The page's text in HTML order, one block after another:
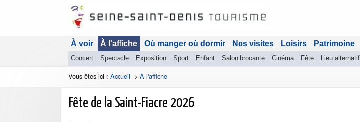
À voir À l'affiche
Concert Spectacle Exposition Sport Enfant Salon brocante Cinéma Fête Lieu alternatif
Où manger où dormir Nos visites Loisirs Patrimoine
Vous êtes ici : Accueil > À l'affiche
Fête de la Saint-Fiacre 2026